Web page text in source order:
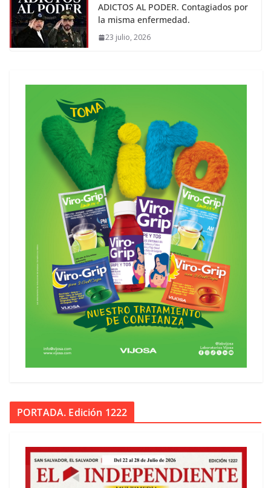
ADICTOS AL PODER. Contagiados por
la misma enfermedad.
23 julio, 2026
PORTADA. Edición 1222